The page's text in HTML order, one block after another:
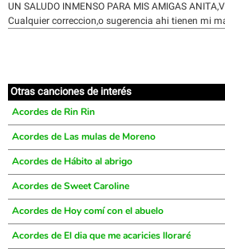
UN SALUDO INMENSO PARA MIS AMIGAS
Cualquier correccion,o sugerencia ahi tienen mi
Otras canciones de interés
Acordes de Rin Rin
Acordes de Las mulas de Moreno
Acordes de Hábito al abrigo
Acordes de Sweet Caroline
Acordes de Hoy comí con el abuelo
Acordes de El dia que me acaricies lloraré